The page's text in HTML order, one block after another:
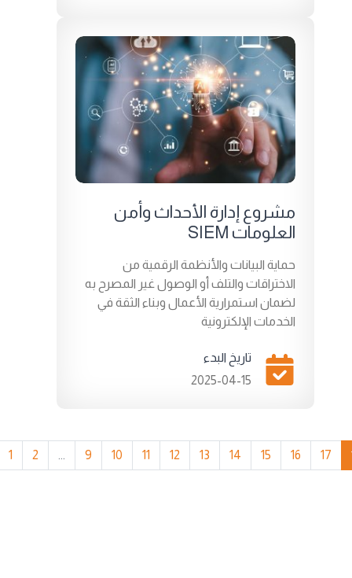
مشروع إدارة الأحداث وأمن
العلومات SIEM
حماية البيانات والأنظمة الرقمية من
الاختراقات والتلف أو الوصول غير المصرح به
لضمان استمرارية الأعمال وبناء الثقة في
الخدمات الإلكترونية
تاريخ البدء
2025-04-15
1 2 ... 9 10 11 12 13 14 15 16 17